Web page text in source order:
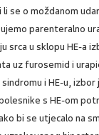
se o moždanom
parenteralno
srca u sklopu HE-a
uz furosemid i
i HE-u,
s HE-om
bi se utjecalo na